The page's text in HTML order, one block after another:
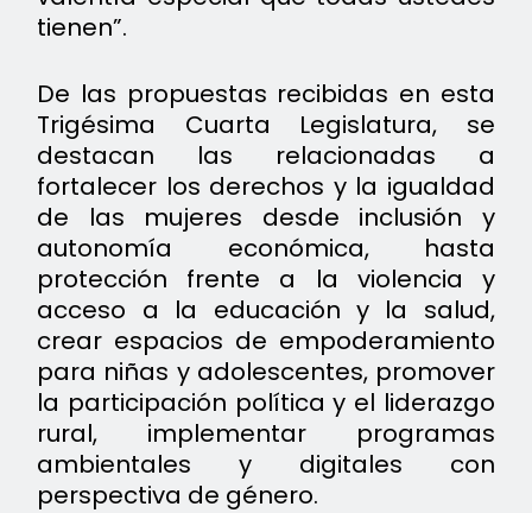
tienen”.
De las propuestas recibidas en esta
Trigésima Cuarta Legislatura, se
destacan las relacionadas a
fortalecer los derechos y la igualdad
de las mujeres desde inclusión y
autonomía económica, hasta
protección frente a la violencia y
acceso a la educación y la salud,
crear espacios de empoderamiento
para niñas y adolescentes, promover
la participación política y el liderazgo
rural, implementar programas
ambientales y digitales con
perspectiva de género.